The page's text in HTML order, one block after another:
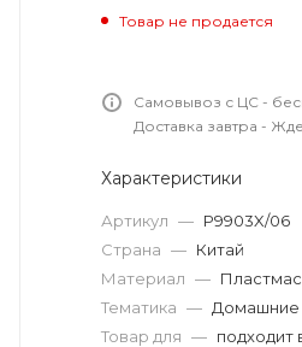
Товар не продается
Самовывоз с ЦС -
Доставка завтра -
Характеристики
Артикул — P9903X/06
Страна — Китай
Материал —
Тематика — Домашние
Товар для — подходит